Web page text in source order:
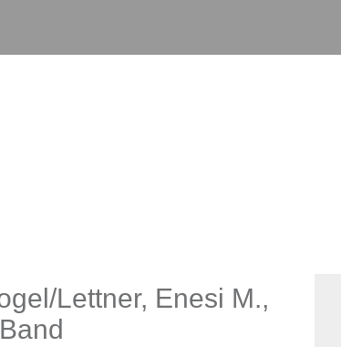
Lettner, Enesi M.,